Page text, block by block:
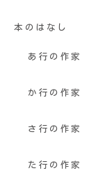
本のはなし
あ行の作家
か行の作家
さ行の作家
た行の作家